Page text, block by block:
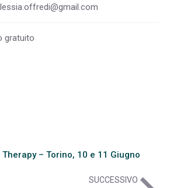
gratuito
– Torino, 10 e 11 Giugno
SUCCESSIVO